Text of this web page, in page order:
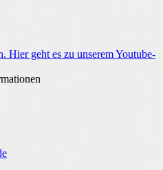
Hier geht es zu unserem Youtube-